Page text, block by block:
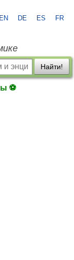
EN DE ES FR
Найти!
⚽